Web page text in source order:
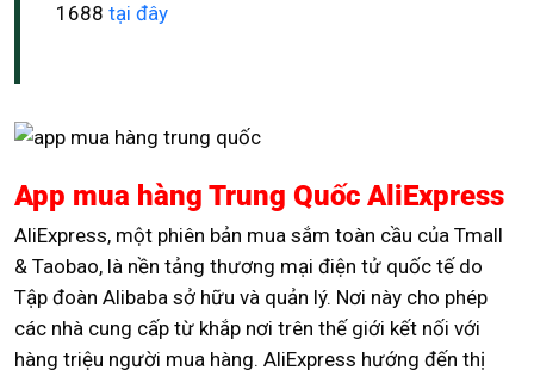
1688 tại đây
App mua hàng Trung Quốc AliExpress
AliExpress, một phiên bản mua sắm toàn cầu của Tmall
& Taobao, là nền tảng thương mại điện tử quốc tế do
Tập đoàn Alibaba sở hữu và quản lý. Nơi này cho phép
các nhà cung cấp từ khắp nơi trên thế giới kết nối với
hàng triệu người mua hàng. AliExpress hướng đến thị